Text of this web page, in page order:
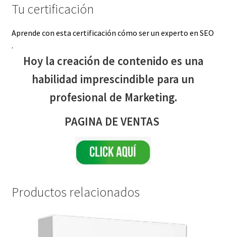
Tu certificación
Aprende con esta certificación cómo ser un experto en SEO
.
Hoy la creación de contenido es una
habilidad imprescindible para un
profesional de Marketing.
PAGINA DE VENTAS
Productos relacionados